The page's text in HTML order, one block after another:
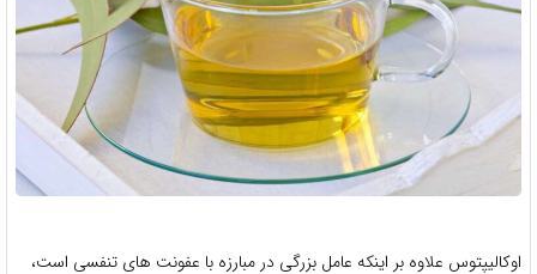
اوکالیپتوس علاوه بر اینکه عامل بزرگی در مبارزه با عفونت های تنفسی است،